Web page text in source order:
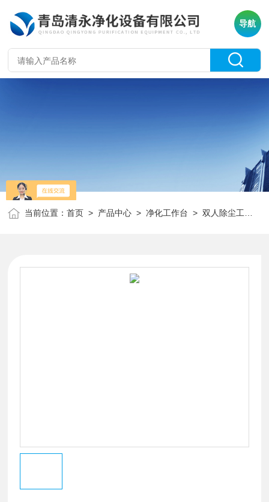
导航
当前位置：首页 > 产品中心 >净化工作台 >双人除尘工作台